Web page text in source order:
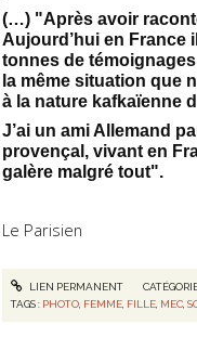
(…) "Après avoir
Aujourd’hui en France
tonnes de
la même situation que
à la nature kafkaïenne
J’ai un ami Allemand
provençal, vivant en
galère malgré tout".
Le Parisien
LIEN PERMANENT
TAGS : PHOTO FEMME FILLE MEC ,